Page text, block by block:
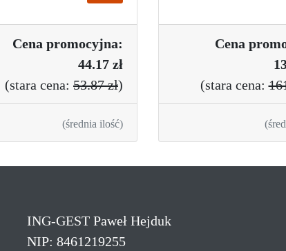
Cena promocyjna:
44.17 zł
(stara cena: 53.87 zł)
(średnia ilość)
Cena
(stara cena:
ING-GEST Paweł Hejduk
NIP: 8461219255